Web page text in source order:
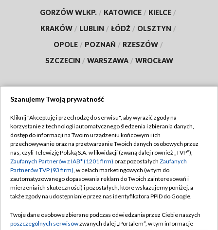
GORZÓW WLKP. / KATOWICE / KIELCE /
KRAKÓW / LUBLIN / ŁÓDŹ / OLSZTYN /
OPOLE / POZNAŃ / RZESZÓW /
SZCZECIN / WARSZAWA / WROCŁAW
TVP
Abonament TVP
Emisja w TVP
Centrum informacji TVP
Naziemna Telewizja Cyfrowa
Rada Programowa
Regulamin TVP
Polityka prywatności
Moje zgody
Pomoc
Kontakt
Szanujemy Twoją prywatność
Kliknij "Akceptuję i przechodzę do serwisu", aby wyrazić zgody na
korzystanie z technologii automatycznego śledzenia i zbierania danych,
dostęp do informacji na Twoim urządzeniu końcowym i ich
przechowywanie oraz na przetwarzanie Twoich danych osobowych przez
nas, czyli Telewizję Polską S.A. w likwidacji (zwaną dalej również „TVP”),
Zaufanych Partnerów z IAB* (1201 firm) oraz pozostałych Zaufanych
Partnerów TVP (93 firm), w celach marketingowych (w tym do
zautomatyzowanego dopasowania reklam do Twoich zainteresowań i
mierzenia ich skuteczności) i pozostałych, które wskazujemy poniżej, a
także zgody na udostępnianie przez nas identyfikatora PPID do Google.
Twoje dane osobowe zbierane podczas odwiedzania przez Ciebie naszych
poszczególnych serwisówzwanych dalej „Portalem”, w tym informacje